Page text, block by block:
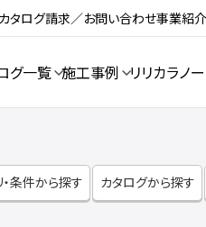
カタログ請求／お問い合わせ事業紹介
グ一覧 施工事例 リリカラノ
・条件から探す カタログから探す